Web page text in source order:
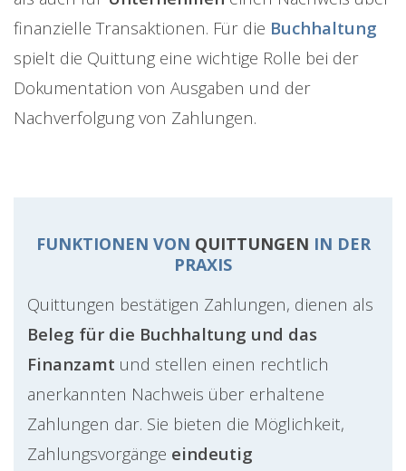
finanzielle Transaktionen. Für die Buchhaltung
spielt die Quittung eine wichtige Rolle bei der
Dokumentation von Ausgaben und der
Nachverfolgung von Zahlungen.
FUNKTIONEN VON QUITTUNGEN IN DER
PRAXIS
Quittungen bestätigen Zahlungen, dienen als
Beleg für die Buchhaltung und das
Finanzamt und stellen einen rechtlich
anerkannten Nachweis über erhaltene
Zahlungen dar. Sie bieten die Möglichkeit,
Zahlungsvorgänge eindeutig